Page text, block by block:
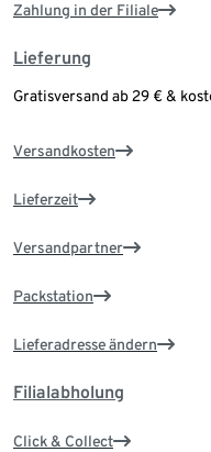
Zahlung in der Filiale
Lieferung
Gratisversand ab 29 € &
Versandkosten
Lieferzeit
Versandpartner
Packstation
Lieferadresse ändern
Filialabholung
Click & Collect